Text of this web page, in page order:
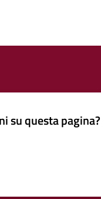
su questa pagina?